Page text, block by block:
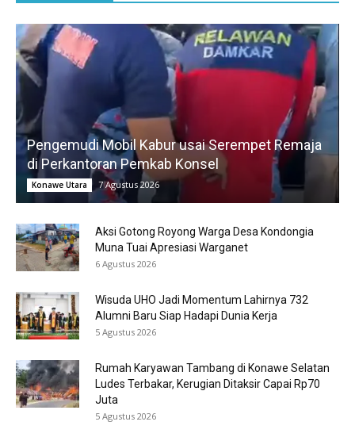
Pengemudi Mobil Kabur usai Serempet Remaja
di Perkantoran Pemkab Konsel
Konawe Utara 7 Agustus 2026
Aksi Gotong Royong Warga Desa Kondongia
Muna Tuai Apresiasi Warganet
6 Agustus 2026
Wisuda UHO Jadi Momentum Lahirnya 732
Alumni Baru Siap Hadapi Dunia Kerja
5 Agustus 2026
Rumah Karyawan Tambang di Konawe Selatan
Ludes Terbakar, Kerugian Ditaksir Capai Rp70
Juta
5 Agustus 2026